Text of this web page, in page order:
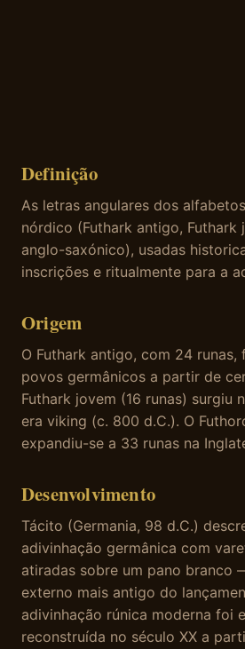
Definição
As letras angulares dos
nórdico (Futhark antigo, Futhark
anglo-saxónico), usadas
inscrições e ritualmente para a
Origem
O Futhark antigo, com 24 runas,
povos germânicos a partir de
Futhark jovem (16 runas) surgiu
era viking (c. 800 d.C.). O
expandiu-se a 33 runas na
Desenvolvimento
Tácito (Germania, 98 d.C.)
adivinhação germânica com
atiradas sobre um pano branco
externo mais antigo do
adivinhação rúnica moderna foi
reconstruída no século XX a